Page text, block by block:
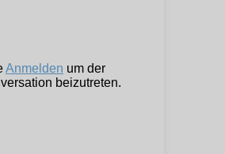
Anmelden um der
beizutreten.